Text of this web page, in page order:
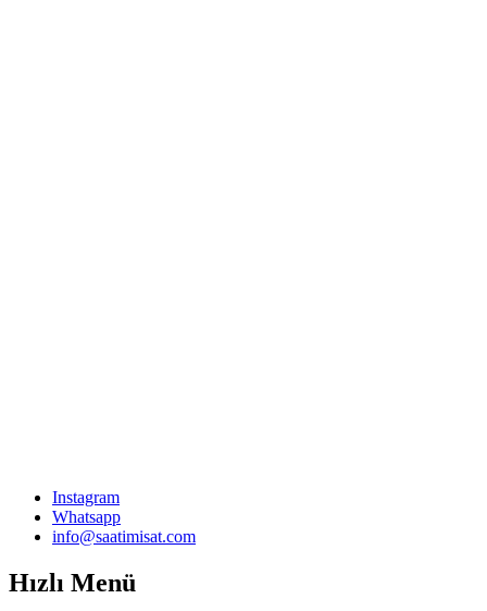
Instagram
Whatsapp
info@saatimisat.com
Hızlı Menü